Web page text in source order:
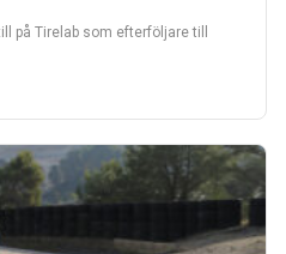
på Tirelab som efterföljare till